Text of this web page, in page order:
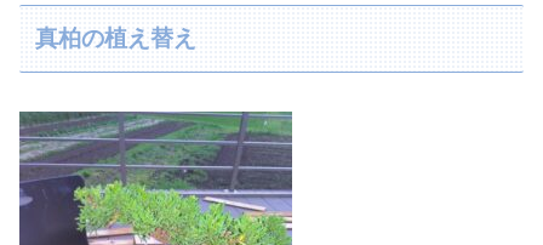
真柏の植え替え